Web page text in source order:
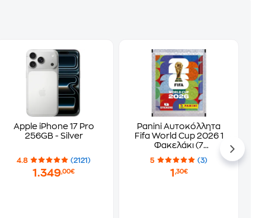
Apple iPhone 17 Pro
256GB - Silver
4.8 (2121)
1.349,00€
Panini Αυτοκόλλητα
Fifa World Cup 2026 1
Φακελάκι (7
Αυτοκόλλητα)
5 (3)
1 ,30€